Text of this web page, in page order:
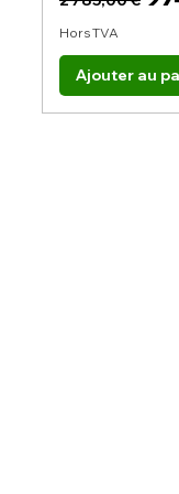
Hors TVA
Ajouter au